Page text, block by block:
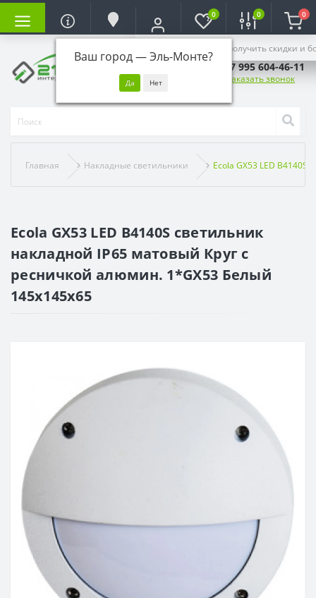
Ваш город —Эль-Монте?
Войдите, чтобы получить скидки и
0 0 0
+7 995 604-46-11
Заказать звонок
Главная Накладные светильники Ecola GX53 LED
Ecola GX53 LED B4140S светильник
накладной IP65 матовый Круг с
ресничкой алюмин. 1*GX53 Белый
145x145x65